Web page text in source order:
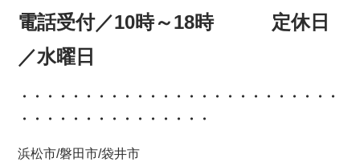
電話受付／10時～18時 定休日
／水曜日
・・・・・・・・・・・・
・・・・・・・・・・・・・
・・・・・・・・・・・・・・・
浜松市/磐田市/袋井市